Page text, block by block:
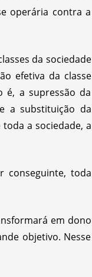
operária contra a
da sociedade
efetiva da classe
é, a supressão da
a substituição da
a sociedade, a
conseguinte, toda
em dono
objetivo. Nesse